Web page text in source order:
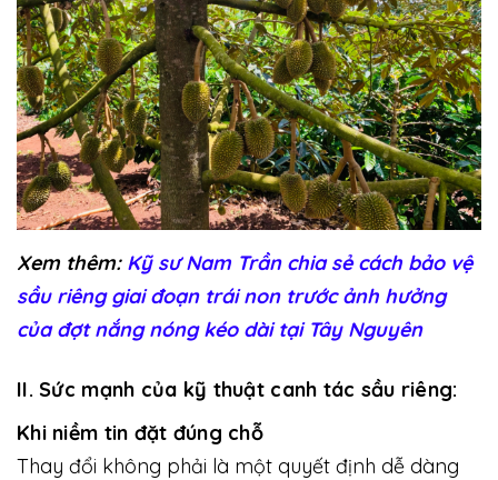
Xem thêm: Kỹ sư Nam Trần chia sẻ cách bảo vệ
sầu riêng giai đoạn trái non trước ảnh hưởng
của đợt nắng nóng kéo dài tại Tây Nguyên
II. Sức mạnh của kỹ thuật canh tác sầu riêng:
Khi niềm tin đặt đúng chỗ
Thay đổi không phải là một quyết định dễ dàng